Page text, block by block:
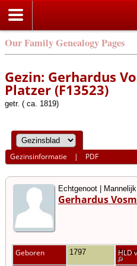
Our Family Genealogy Pages
Gezin: Gerhardus
Platzer (F13523)
getr. ( ca. 1819)
Gezinsinformatie | PDF
Echtgenoot | Mannelijk
Gerhardus
Geboren 1797 HLD